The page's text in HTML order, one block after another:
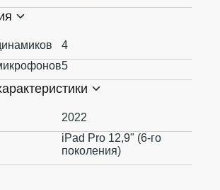
4
5
2022
iPad Pro 12,9" (6-го
поколения)